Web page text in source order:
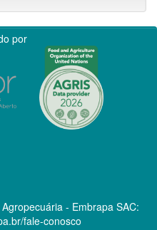
por
- Embrapa SAC:
fale-conosco